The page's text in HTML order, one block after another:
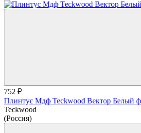
752 ₽
Плинтус Мдф Teckwood Вектор Белый
Teckwood
(Россия)